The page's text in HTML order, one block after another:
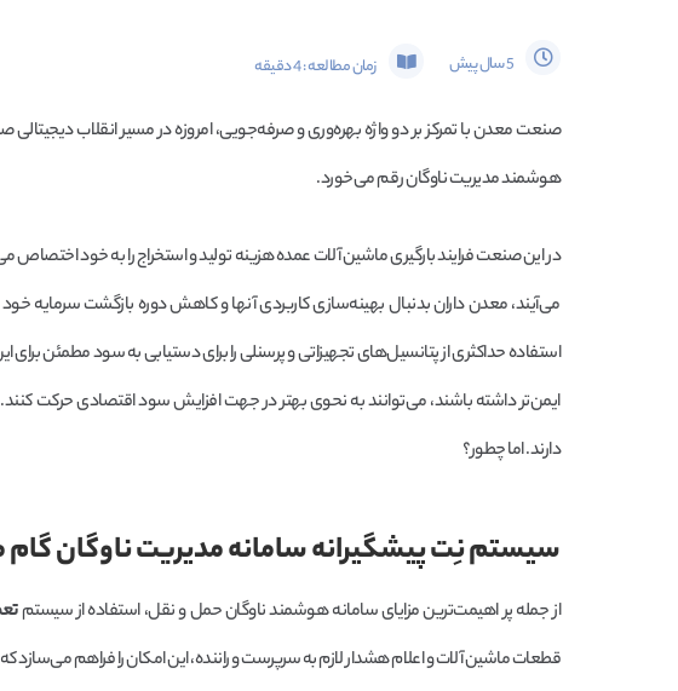
5 سال پیش زمان مطالعه :4دقیقه
صنعت معدن با تمرکز بر دو واژه بهره‌وری و صرفه‌جویی، امروزه در مسیر انقلاب
هوشمند مدیریت ناوگان رقم می‌خورد.
در این صنعت فرایند بارگیری ماشین آلات عمده هزینه تولید و استخراج را به خود
می‌آیند، معدن داران بدنبال بهینه‌سازی کاربردی آنها و کاهش دوره بازگشت سرمایه
استفاده حداکثری از پتانسیل‌های تجهیزاتی و پرسنلی را برای دستیابی به سود مطمئن
ایمن‌تر داشته باشند، می‌توانند به نحوی بهتر در جهت افزایش سود اقتصادی حرکت
دارند. اما چطور؟
سیستم نِت پیشگیرانه سامانه مدیریت ناوگان
از جمله پر اهیمت‌ترین مزایای سامانه هوشمند ناوگان حمل و نقل، استفاده از سیستم
قطعات ماشین آلات و اعلام هشدار لازم به سرپرست و راننده، این امکان را فراهم می‌سازد